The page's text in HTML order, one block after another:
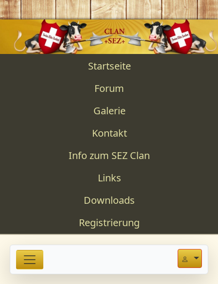
Startseite
Forum
Galerie
Kontakt
Info zum SEZ Clan
Links
Downloads
Registrierung